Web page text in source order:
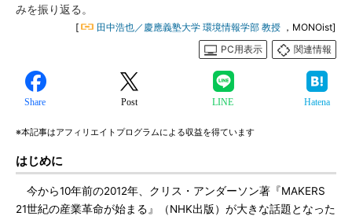
みを振り返る。
[ 田中浩也／慶應義塾大学 環境情報学部 教授 ，MONOist]
PC用表示
関連情報
Share Post LINE Hatena
※本記事はアフィリエイトプログラムによる収益を得ています
はじめに
今から10年前の2012年、クリス・アンダーソン著『MAKERS
21世紀の産業革命が始まる』（NHK出版）が大きな話題となった